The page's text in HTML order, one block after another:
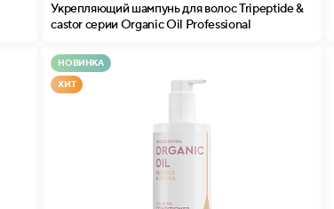
Укрепляющий шампунь для волос Tripeptide &
castor серии Organic Oil Professional
НОВИНКА
ХИТ